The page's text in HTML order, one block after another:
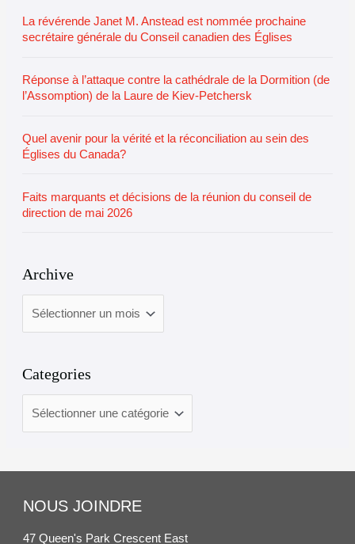
La révérende Janet M. Anstead est nommée prochaine
secrétaire générale du Conseil canadien des Églises
Réponse à l’attaque contre la cathédrale de la Dormition (de
l’Assomption) de la Laure de Kiev-Petchersk
Quel avenir pour la vérité et la réconciliation au sein des
Églises du Canada?
Faits marquants et décisions de la réunion du conseil de
direction de mai 2026
Archive
Categories
NOUS JOINDRE
47 Queen's Park Crescent East